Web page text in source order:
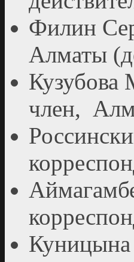
Филин
Алматы
Кузубова
член,
Куницына